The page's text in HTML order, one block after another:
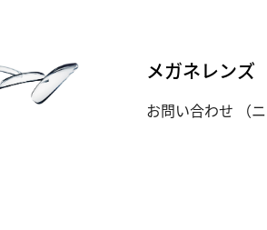
メガネレンズ
お問い合わせ （